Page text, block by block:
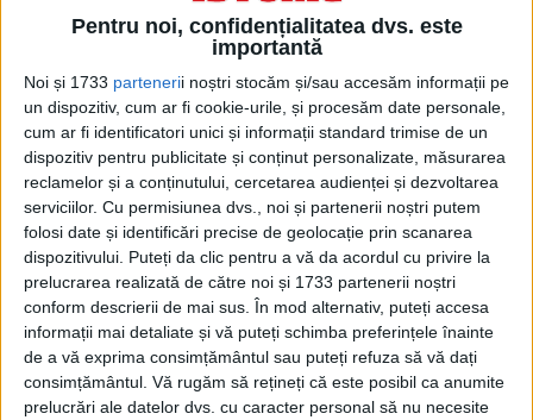
Pentru noi, confidențialitatea dvs. este
importantă
Noi și 1733 partenerii noștri stocăm și/sau accesăm informații pe
un dispozitiv, cum ar fi cookie-urile, și procesăm date personale,
cum ar fi identificatori unici și informații standard trimise de un
dispozitiv pentru publicitate și conținut personalizate, măsurarea
reclamelor și a conținutului, cercetarea audienței și dezvoltarea
serviciilor. Cu permisiunea dvs., noi și partenerii noștri putem
folosi date și identificări precise de geolocație prin scanarea
dispozitivului. Puteți da clic pentru a vă da acordul cu privire la
prelucrarea realizată de către noi și 1733 partenerii noștri
conform descrierii de mai sus. În mod alternativ, puteți accesa
informații mai detaliate și vă puteți schimba preferințele înainte
de a vă exprima consimțământul sau puteți refuza să vă dați
consimțământul. Vă rugăm să rețineți că este posibil ca anumite
prelucrări ale datelor dvs. cu caracter personal să nu necesite
de arc între ele, ceea ce corespunde cu
aproximativ 1/5 din diametrul aparent al
Lunii”, a precizat Florent Deleflie.